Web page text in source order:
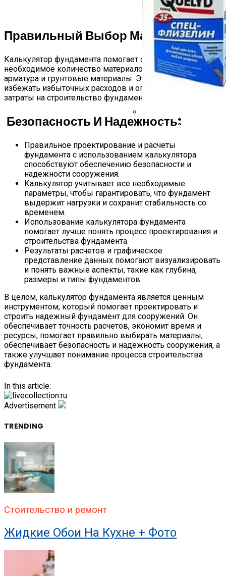
Клей Для
Правильный Выбор Материалов:
Калькулятор фундамента помогает определить
необходимое количество материалов, таких как бетон,
арматура и грунтовые материалы. Это позволяет
избежать избыточных расходов и оптимизировать
затраты на строительство фундамента.
Безопасность И Надежность:
Правильное проектирование и расчеты
фундамента с использованием калькулятора
способствуют обеспечению безопасности и
надежности сооружения.
Калькулятор учитывает все необходимые
параметры, чтобы гарантировать, что фундамент
выдержит нагрузки и сохранит стабильность со
временем.
Использование калькулятора фундамента
помогает лучше понять процесс проектирования и
строительства фундамента.
Результаты расчетов и графическое
представление данных помогают визуализировать
и понять важные аспекты, такие как глубина,
размеры и типы фундаментов.
В целом, калькулятор фундамента является ценным
инструментом, который помогает проектировать и
строить надежный фундамент для сооружений. Он
обеспечивает точность расчетов, экономит время и
ресурсы, помогает правильно выбирать материалы,
обеспечивает безопасность и надежность сооружения, а
также улучшает понимание процесса строительства
фундамента.
In this article:
Advertisement
TRENDING
Стоительство и ремонт
Жидкие Обои На Кухне + Фото